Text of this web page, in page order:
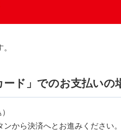
ード」でのお支払いの
ンから決済へとお進みください。